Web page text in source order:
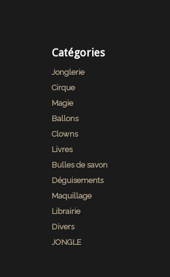
Catégories
Jonglerie
Cirque
Magie
Ballons
Clowns
Livres
Bulles de savon
Déguisements
Maquillage
Librairie
Divers
JONGLE